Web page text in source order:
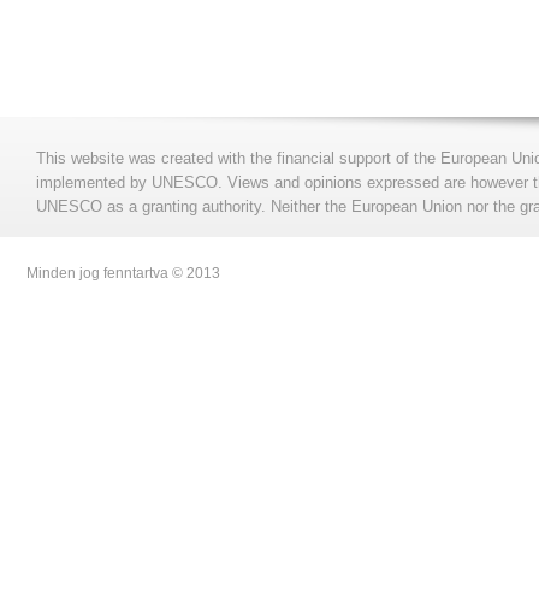
This website was created with the financial support of the European
implemented by UNESCO. Views and opinions expressed are
UNESCO as a granting authority. Neither the European Union nor the
Minden jog fenntartva © 2013